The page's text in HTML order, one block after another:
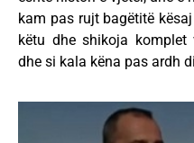
kam pas rujt bagëtitë
këtu dhe shikoja
dhe si kala këna pas ardh